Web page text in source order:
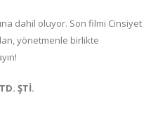
dahil oluyor. Son filmi Cinsiyet
yönetmenle birlikte
ŞTİ.